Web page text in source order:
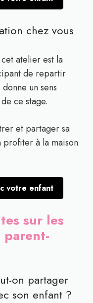
chez vous
cet atelier est la
de repartir
un sens
ce stage.
et partager sa
profiter à la maison
votre enfant
sur les
parent-
on partager
son enfant ?